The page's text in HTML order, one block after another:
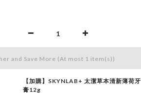
and Save More (At most 1 item(s))
【加購】SKYNLAB+ 太潔草本清新薄荷牙
膏12g